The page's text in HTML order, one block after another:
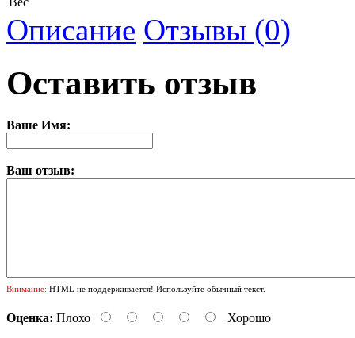
Описание Отзывы (0)
Оставить отзыв
Ваше Имя:
Ваш отзыв:
Внимание: HTML не поддерживается! Используйте обычный текст.
Оценка: Плохо Хорошо